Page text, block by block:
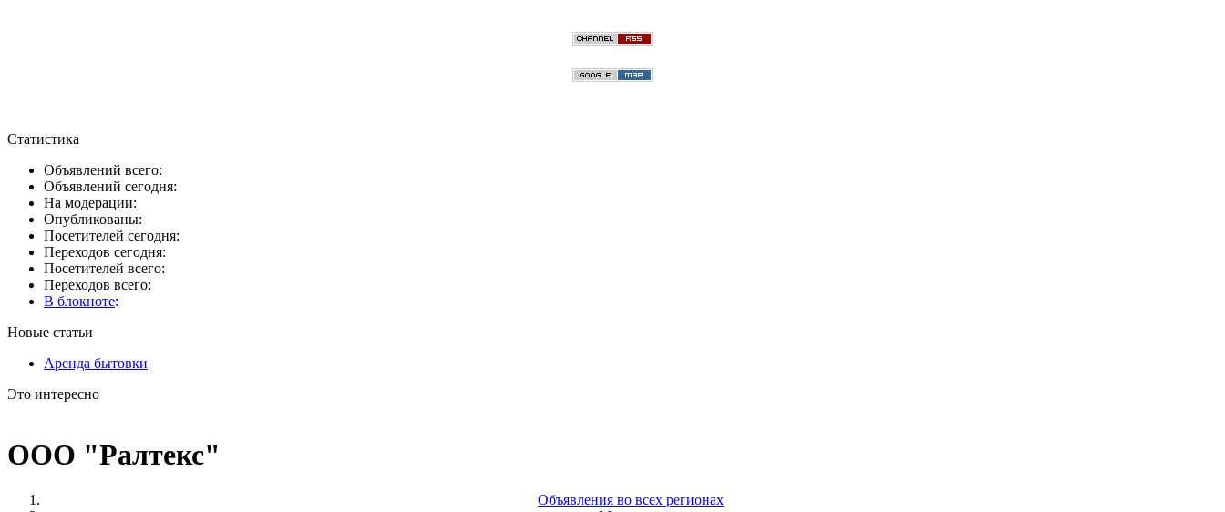
Статистика
Объявлений всего:
Объявлений сегодня:
На модерации:
Опубликованы:
Посетителей сегодня:
Переходов сегодня:
Посетителей всего:
Переходов всего:
В блокноте:
Новые статьи
Аренда бытовки
Это интересно
ООО "Ралтекс"
Объявления во всех регионах